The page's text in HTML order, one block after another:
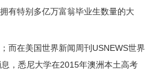
有特别多亿万富翁毕业生数量的大
而在美国世界新闻周刊USNEWS世界
，悉尼大学在2015年澳洲本土高考